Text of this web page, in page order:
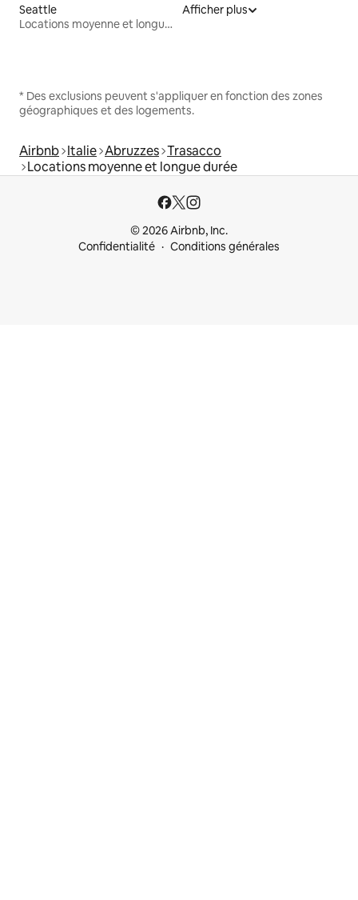
Seattle
Locations moyenne et longue durée
Afficher plus
* Des exclusions peuvent s'appliquer en fonction des zones
géographiques et des logements.
Airbnb Italie Abruzzes Trasacco
Locations moyenne et longue durée
© 2026 Airbnb, Inc.
Confidentialité
Conditions générales